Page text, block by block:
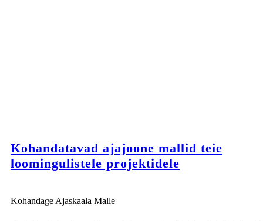
Kohandatavad ajajoone mallid teie
loomingulistele projektidele
Kohandage Ajaskaala Malle